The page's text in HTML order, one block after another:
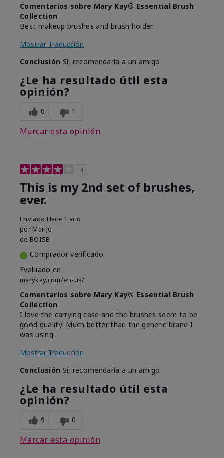
Comentarios sobre Mary Kay® Essential Brush
Collection
Best makeup brushes and brush holder.
Mostrar Traducción
Conclusión Sí, recomendaría a un amigo
¿Le ha resultado útil esta
opinión?
6 1
Marcar esta opinión
4
This is my 2nd set of brushes,
ever.
Enviado Hace 1 año
por MariJo
de BOISE
Comprador verificado
Evaluado en
marykay.com/en-us/
Comentarios sobre Mary Kay® Essential Brush
Collection
I love the carrying case and the brushes seem to be
good quality! Much better than the generic brand I
was using.
Mostrar Traducción
Conclusión Sí, recomendaría a un amigo
¿Le ha resultado útil esta
opinión?
9 0
Marcar esta opinión